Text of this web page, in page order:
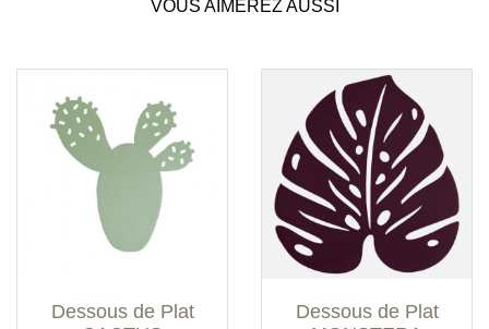
VOUS AIMEREZ AUSSI
Dessous de Plat
Dessous de Plat